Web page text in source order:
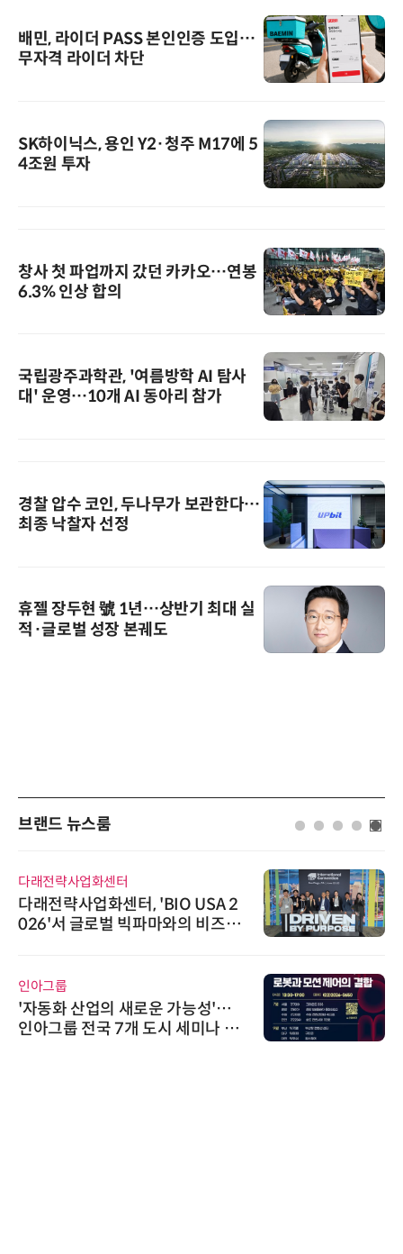
배민, 라이더 PASS 본인인증 도입…
무자격 라이더 차단
SK하이닉스, 용인 Y2·청주 M17에 5
4조원 투자
창사 첫 파업까지 갔던 카카오…연봉
6.3% 인상 합의
국립광주과학관, '여름방학 AI 탐사
대' 운영…10개 AI 동아리 참가
경찰 압수 코인, 두나무가 보관한다…
최종 낙찰자 선정
휴젤 장두현 號 1년…상반기 최대 실
적·글로벌 성장 본궤도
브랜드 뉴스룸
다래전략사업화센터
다래전략사업화센터, 'BIO USA 2
026'서 글로벌 빅파마와의 비즈니
인아그룹
'자동화 산업의 새로운 가능성'…
인아그룹 전국 7개 도시 세미나 페